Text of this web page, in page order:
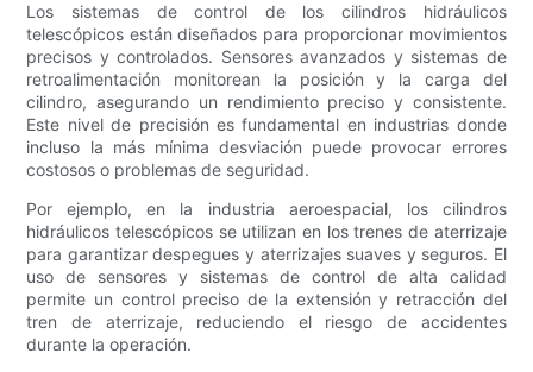
Los sistemas de control de los cilindros hidráulicos
telescópicos están diseñados para proporcionar movimientos
precisos y controlados. Sensores avanzados y sistemas de
retroalimentación monitorean la posición y la carga del
cilindro, asegurando un rendimiento preciso y consistente.
Este nivel de precisión es fundamental en industrias donde
incluso la más mínima desviación puede provocar errores
costosos o problemas de seguridad.
Por ejemplo, en la industria aeroespacial, los cilindros
hidráulicos telescópicos se utilizan en los trenes de aterrizaje
para garantizar despegues y aterrizajes suaves y seguros. El
uso de sensores y sistemas de control de alta calidad
permite un control preciso de la extensión y retracción del
tren de aterrizaje, reduciendo el riesgo de accidentes
durante la operación.